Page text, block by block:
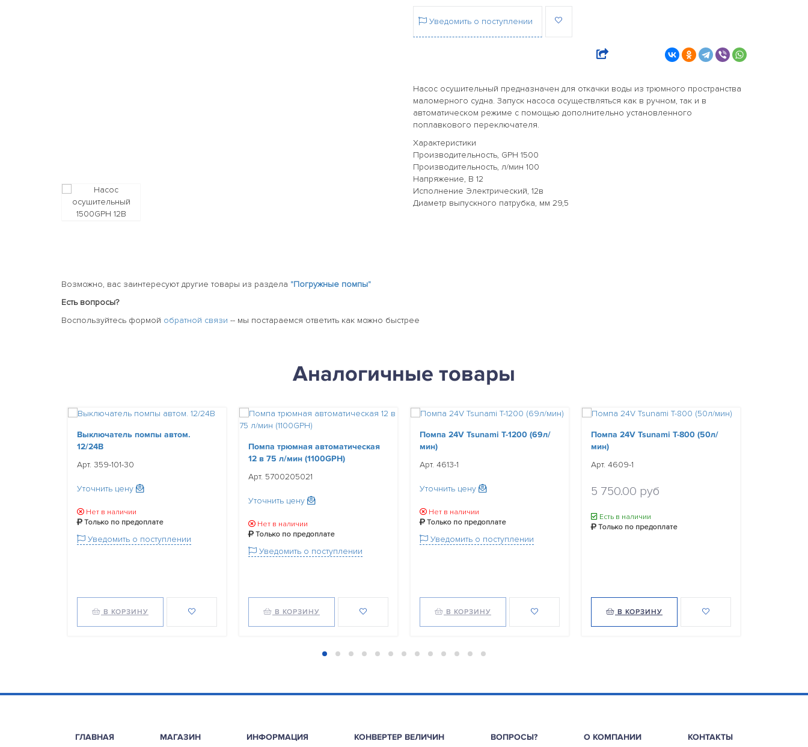
Уведомить о поступлении
Насос осушительный предназначен для откачки воды из трюмного пространства
маломерного судна. Запуск насоса осуществляться как в ручном, так и в
автоматическом режиме с помощью дополнительно установленного
поплавкового переключателя.
Характеристики
Производительность, GPH 1500
Производительность, л/мин 100
Напряжение, В 12
Исполнение Электрический, 12в
Диаметр выпускного патрубка, мм 29,5
Возможно, вас заинтересуют другие товары из раздела "Погружные помпы"
Есть вопросы?
Воспользуйтесь формой обратной связи -- мы постараемся ответить как можно быстрее
Аналогичные товары
Выключатель помпы автом.
12/24В
Арт. 359-101-30
Уточнить цену
Нет в наличии
Только по предоплате
Уведомить о поступлении
В КОРЗИНУ
Помпа трюмная автоматическая
12 в 75 л/мин (1100GPH)
Арт. 5700205021
Уточнить цену
Нет в наличии
Только по предоплате
Уведомить о поступлении
В КОРЗИНУ
Помпа 24V Tsunami T-1200 (69л/
мин)
Арт. 4613-1
Уточнить цену
Нет в наличии
Только по предоплате
Уведомить о поступлении
В КОРЗИНУ
Помпа 24V Tsunami T-800 (50л/
мин)
Арт. 4609-1
5 750.00 руб
Есть в наличии
Только по предоплате
В КОРЗИНУ
ГЛАВНАЯ МАГАЗИН ИНФОРМАЦИЯ КОНВЕРТЕР ВЕЛИЧИН ВОПРОСЫ? О КОМПАНИИ КОНТАКТЫ